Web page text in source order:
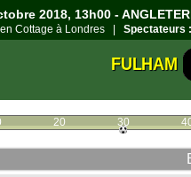
2018, 13h00 -
Cottage à Londres | Spectateurs :
FULHAM
20 30